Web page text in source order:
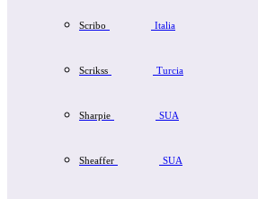
Scribo Italia
Scrikss Turcia
Sharpie SUA
Sheaffer SUA